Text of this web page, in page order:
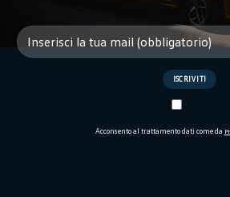
Acconsento al trattamento dati come da